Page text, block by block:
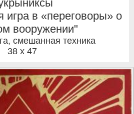
игра в «переговоры» о
вооружении"
смешанная техника
38 x 47